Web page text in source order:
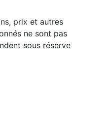
prix et autres
ne sont pas
sous réserve